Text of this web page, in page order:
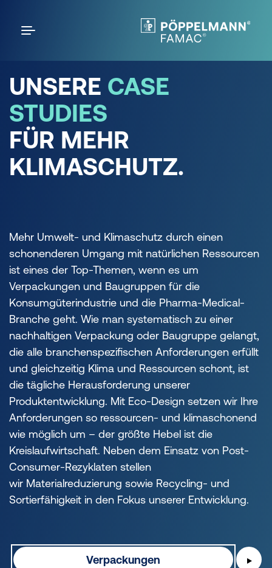
UNSERE CASE
STUDIES
FÜR MEHR
KLIMASCHUTZ.
Mehr Umwelt- und Klimaschutz durch einen
schonenderen Umgang mit natürlichen Ressourcen
ist eines der Top-Themen, wenn es um
Verpackungen und Baugruppen für die
Konsumgüterindustrie und die Pharma-Medical-
Branche geht. Wie man systematisch zu einer
nachhaltigen Verpackung oder Baugruppe gelangt,
die alle branchenspezifischen Anforderungen erfüllt
und gleichzeitig Klima und Ressourcen schont, ist
die tägliche Herausforderung unserer
Produktentwicklung. Mit Eco-Design setzen wir Ihre
Anforderungen so ressourcen- und klimaschonend
wie möglich um – der größte Hebel ist die
Kreislaufwirtschaft. Neben dem Einsatz von Post-
Consumer-Rezyklaten stellen
wir Materialreduzierung sowie Recycling- und
Sortierfähigkeit in den Fokus unserer Entwicklung.
Verpackungen ▶